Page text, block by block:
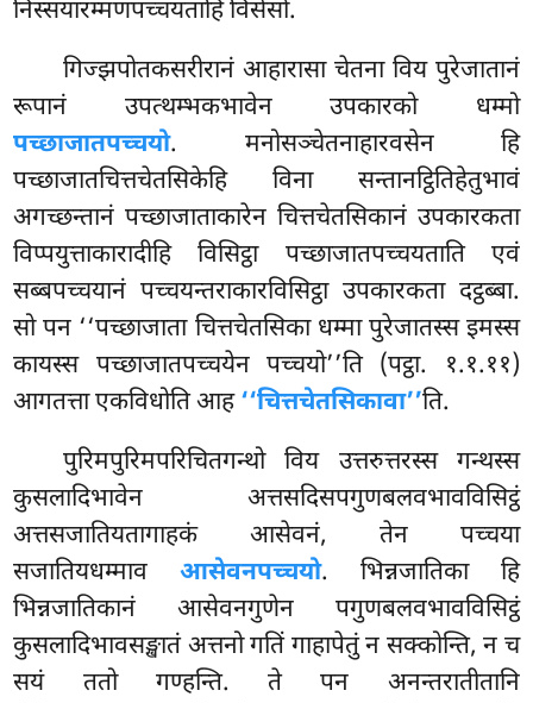
निस्सयारम्मणपच्चयताहि विसेसो.
गिज्झपोतकसरीरानं आहारासा चेतना विय पुरेजातानं
रूपानं उपत्थम्भकभावेन उपकारको धम्मो
पच्छाजातपच्चयो. मनोसञ्चेतनाहारवसेन हि
पच्छाजातचित्तचेतसिकेहि विना सन्तानट्ठितिहेतुभावं
अगच्छन्तानं पच्छाजाताकारेन चित्तचेतसिकानं उपकारकता
विप्पयुत्ताकारादीहि विसिट्ठा पच्छाजातपच्चयताति एवं
सब्बपच्चयानं पच्चयन्तराकारविसिट्ठा उपकारकता दट्ठब्बा.
सो पन ‘‘पच्छाजाता चित्तचेतसिका धम्मा पुरेजातस्स इमस्स
कायस्स पच्छाजातपच्चयेन पच्चयो’’ति (पट्ठा. १.१.११)
आगतत्ता एकविधोति आह‘‘चित्तचेतसिकावा’’ति.
पुरिमपुरिमपरिचितगन्थो विय उत्तरुत्तरस्स गन्थस्स
कुसलादिभावेन अत्तसदिसपगुणबलवभावविसिट्ठं
अत्तसजातियतागाहकंआसेवनं, तेन पच्चया
सजातियधम्मावआसेवनपच्चयो. भिन्नजातिका हि
भिन्नजातिकानं आसेवनगुणेन पगुणबलवभावविसिट्ठं
कुसलादिभावसङ्खातं अत्तनो गतिं गाहापेतुं न सक्कोन्ति, न च
सयं ततो गण्हन्ति. ते पन अनन्तरातीतानि